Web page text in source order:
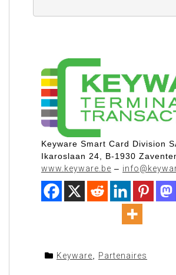
Keyware Smart Card Division
Ikaroslaan 24, B-1930
www.keyware.be –
Keyware Partenaires